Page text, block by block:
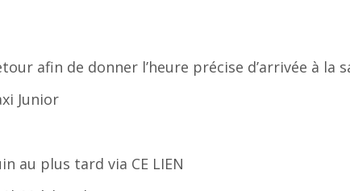
afin de donner l’heure précise d’arrivée à la
Junior
au plus tard via CE LIEN